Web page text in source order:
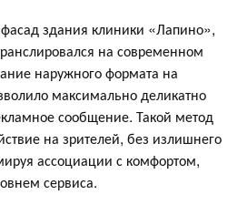
здания клиники «Лапино»,
на современном
наружного формата на
максимально деликатно
сообщение. Такой метод
на зрителей, без излишнего
ассоциации с комфортом,
сервиса.